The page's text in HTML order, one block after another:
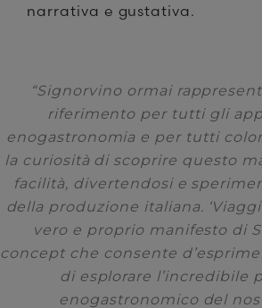
narrativa e gustativa.
“Signorvino ormai
riferimento per tutti gli
enogastronomia e per tutti
la curiosità di scoprire questo
facilità, divertendosi e
della produzione italiana.
vero e proprio manifesto di
concept che consente
di esplorare l’incredibile
enogastronomico del